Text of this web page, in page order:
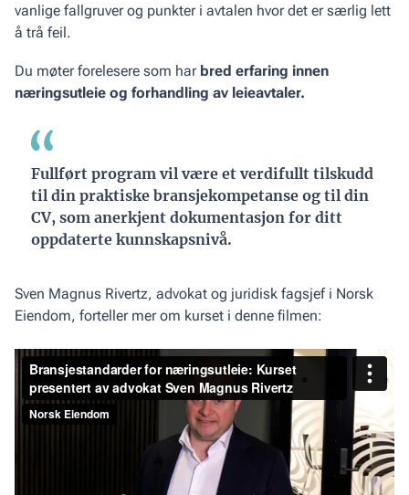
vanlige fallgruver og punkter i avtalen hvor det er særlig lett
å trå feil.
Du møter forelesere som har bred erfaring innen
næringsutleie og forhandling av leieavtaler.
Fullført program vil være et verdifullt tilskudd
til din praktiske bransjekompetanse og til din
CV, som anerkjent dokumentasjon for ditt
oppdaterte kunnskapsnivå.
Sven Magnus Rivertz, advokat og juridisk fagsjef i Norsk
Eiendom, forteller mer om kurset i denne filmen: